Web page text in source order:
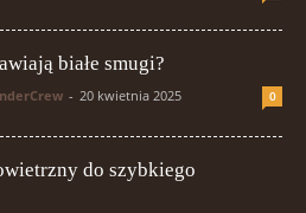
białe smugi?
- 20 kwietnia 2025 0
do szybkiego